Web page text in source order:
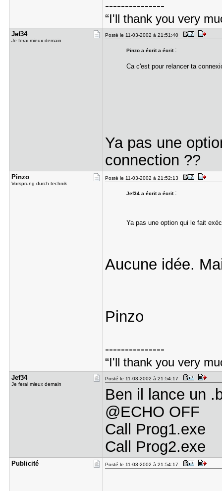
---------------
“I'll thank you very
Jef34
Je ferai mieux demain
Posté le 11-03-2002 à 21:51:40
Pinzo a écrit a écrit :
Ca c'est pour relancer ta
Ya pas une
connection ??
Pinzo
Vorsprung durch technik
Posté le 11-03-2002 à 21:52:13
Jef34 a écrit a écrit :
Ya pas une option qui le fait
Aucune idée.
Pinzo
---------------
“I'll thank you very
Jef34
Je ferai mieux demain
Posté le 11-03-2002 à 21:54:17
Ben il lance un
@ECHO OFF
Call Prog1.exe
Call Prog2.exe
Publicité Posté le 11-03-2002 à 21:54:17